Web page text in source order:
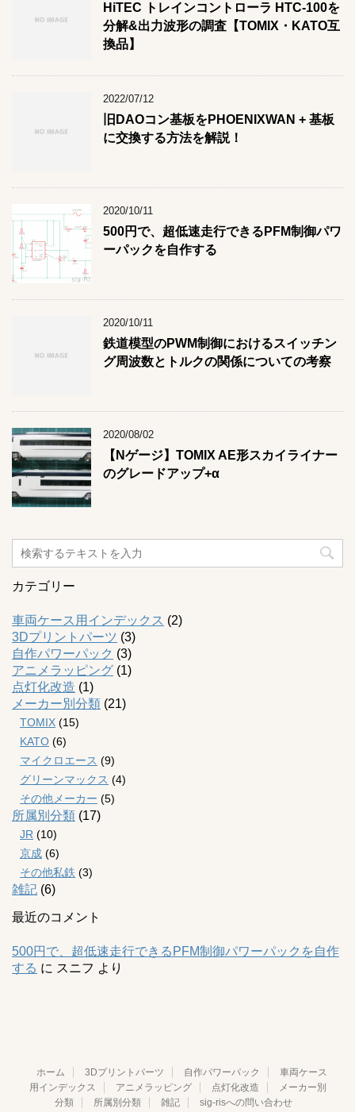
HiTEC トレインコントローラ HTC-100を
分解&出力波形の調査【TOMIX・KATO互
換品】
2022/07/12
旧DAOコン基板をPHOENIXWAN + 基板
に交換する方法を解説！
2020/10/11
500円で、超低速走行できるPFM制御パワ
ーパックを自作する
2020/10/11
鉄道模型のPWM制御におけるスイッチン
グ周波数とトルクの関係についての考察
2020/08/02
【Nゲージ】TOMIX AE形スカイライナー
のグレードアップ+α
カテゴリー
車両ケース用インデックス (2)
3Dプリントパーツ (3)
自作パワーパック (3)
アニメラッピング (1)
点灯化改造 (1)
メーカー別分類 (21)
TOMIX (15)
KATO (6)
マイクロエース (9)
グリーンマックス (4)
その他メーカー (5)
所属別分類 (17)
JR (10)
京成 (6)
その他私鉄 (3)
雑記 (6)
最近のコメント
500円で、超低速走行できるPFM制御パワーパックを自作
する に スニフ より
ホーム 3Dプリントパーツ 自作パワーパック
車両ケース
用インデックス
アニメラッピング 点灯化改造
メーカー別
分類
所属別分類 雑記 sig-risへの問い合わせ